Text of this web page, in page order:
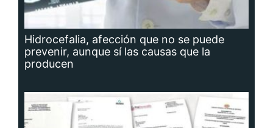
Hidrocefalia, afección que no se puede
prevenir, aunque sí las causas que la
producen